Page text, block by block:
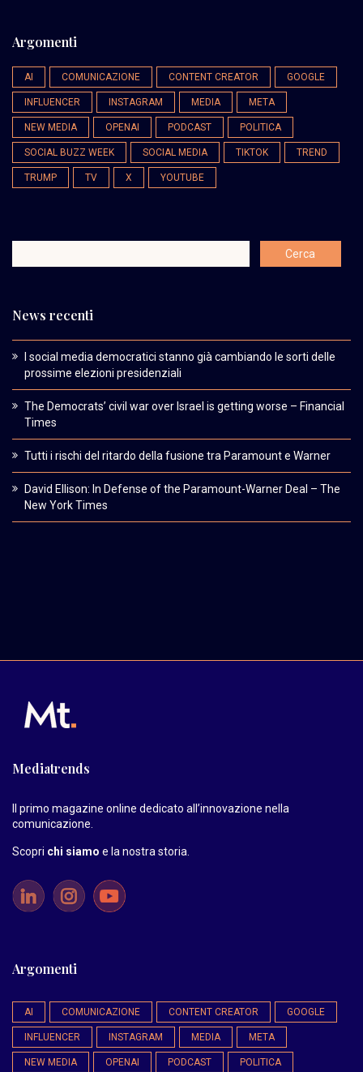
Argomenti
AI COMUNICAZIONE CONTENT CREATOR GOOGLE
INFLUENCER INSTAGRAM MEDIA META
NEW MEDIA OPENAI PODCAST POLITICA
SOCIAL BUZZ WEEK SOCIAL MEDIA TIKTOK TREND
TRUMP TV X YOUTUBE
News recenti
I social media democratici stanno già cambiando le sorti delle
prossime elezioni presidenziali
The Democrats’ civil war over Israel is getting worse – Financial
Times
Tutti i rischi del ritardo della fusione tra Paramount e Warner
David Ellison: In Defense of the Paramount-Warner Deal – The
New York Times
Mediatrends
Il primo magazine online dedicato all’innovazione nella
comunicazione.
Scopri chi siamo e la nostra storia
Argomenti
AI COMUNICAZIONE CONTENT CREATOR GOOGLE
INFLUENCER INSTAGRAM MEDIA META
NEW MEDIA OPENAI PODCAST POLITICA